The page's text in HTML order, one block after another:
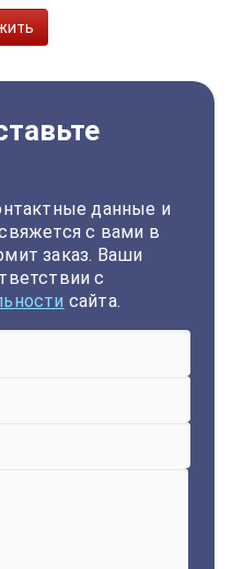
данные и
с вами в
заказ. Ваши
с
сайта.